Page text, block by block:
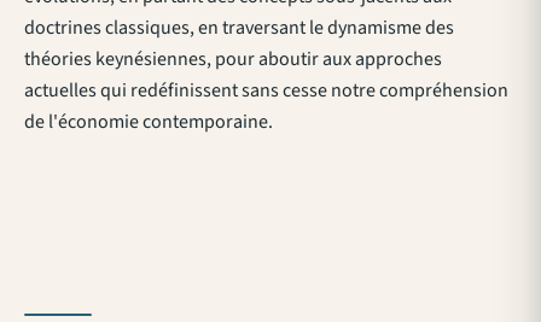
doctrines classiques, en traversant le dynamisme des
théories keynésiennes, pour aboutir aux approches
actuelles qui redéfinissent sans cesse notre compréhension
de l'économie contemporaine.